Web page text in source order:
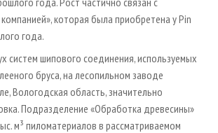
МАТЕРИАЛЫ
которая была приобретена у Pin
года.
систем шипового соединения, используемых
бруса, на лесопильном заводе
Вологодская область, значительно
Подразделение «Обработка древесины»
м³ пиломатериалов в рассматриваемом